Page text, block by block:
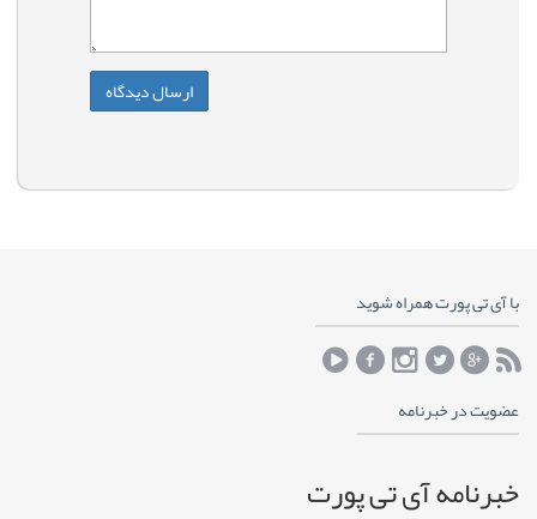
با آی تی پورت همراه شوید
عضویت در خبرنامه
خبرنامه آی تی پورت